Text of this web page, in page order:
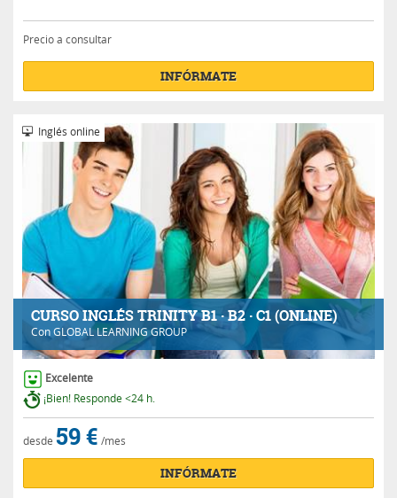
Precio a consultar
INFÓRMATE
CURSO INGLÉS TRINITY B1 · B2 · C1 (ONLINE)
ConGLOBAL LEARNING GROUP
Inglés online
Excelente
¡Bien! Responde <24 h.
desde 59 € /mes
INFÓRMATE